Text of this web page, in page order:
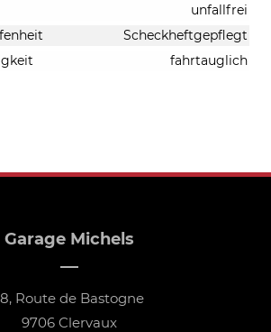
unfallfrei
Scheckheftgepflegt
fahrtauglich
Garage Michels
Route de Bastogne
9706 Clervaux